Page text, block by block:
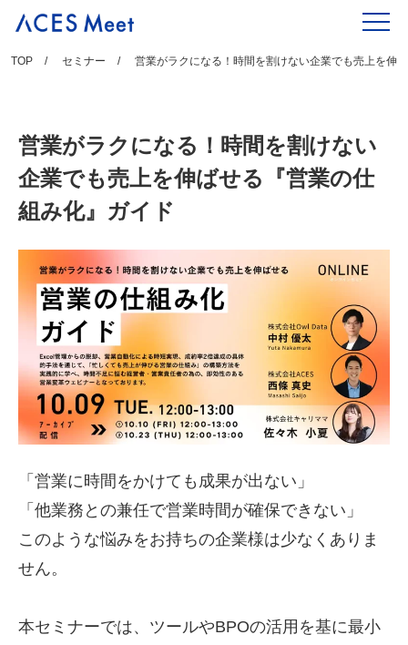
content
TOP セミナー 営業がラクになる！時間を割けない企業でも売上を伸
営業がラクになる！時間を割けない
企業でも売上を伸ばせる『営業の仕
組み化』ガイド
「営業に時間をかけても成果が出ない」
「他業務との兼任で営業時間が確保できない」
このような悩みをお持ちの企業様は少なくありま
せん。
本セミナーでは、ツールやBPOの活用を基に最小